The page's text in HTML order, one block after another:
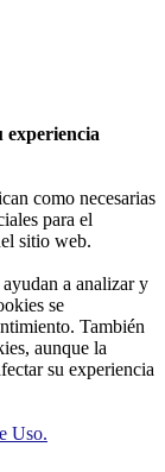
experiencia
como necesarias
para el
sitio web.
a analizar y
se
También
aunque la
su experiencia
Uso.